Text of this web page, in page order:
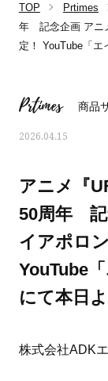
ママとパパ
TOP Prtimes
年 記念企画 アニ
定！ YouTube「エ
Prtimes 商品
2026.04.15
アニメ『
50周年 記
イアポロ
YouTube
にて本日
株式会社ADK